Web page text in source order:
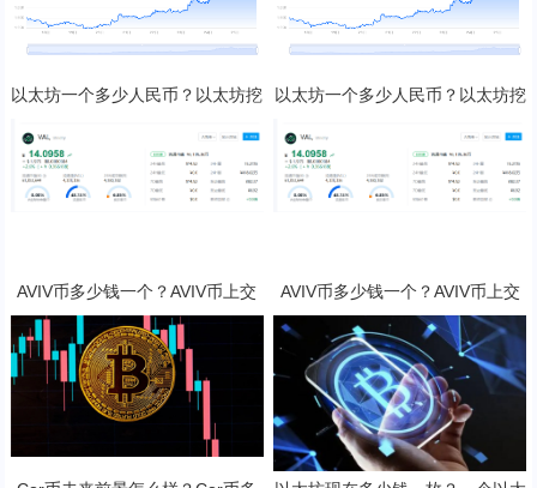
以太坊一个多少人民币？以太坊挖
以太坊一个多少人民币？以太坊挖
AVIV币多少钱一个？AVIV币上交
易所了吗？
AVIV币多少钱一个？AVIV币上交
易所了吗？